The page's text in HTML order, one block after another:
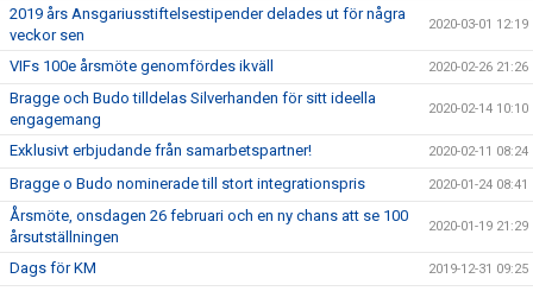
2019 års Ansgariusstiftelsestipender delades ut för några
veckor sen
2020-03-01 12:19
VIFs 100e årsmöte genomfördes ikväll 2020-02-26 21:26
Bragge och Budo tilldelas Silverhanden för sitt ideella
engagemang
2020-02-14 10:10
Exklusivt erbjudande från samarbetspartner! 2020-02-11 08:24
Bragge o Budo nominerade till stort integrationspris 2020-01-24 08:41
Årsmöte, onsdagen 26 februari och en ny chans att se 100
årsutställningen
2020-01-19 21:29
Dags för KM 2019-12-31 09:25